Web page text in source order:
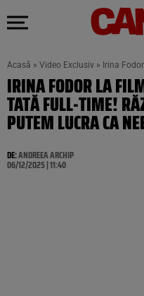
Acasă » Video Exclusiv » Irina
IRINA FODOR LA
TATĂ FULL-TIME!
PUTEM LUCRA CA
DE:ANDREEA ARCHIP
06/12/2025 | 11:40